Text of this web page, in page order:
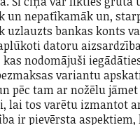
nepatīkamāk un,
bankas konts
datoru
nodomājuši
variantu
pēc tam ar nožēlu
lai tos varētu izmantot
ir pievērsta